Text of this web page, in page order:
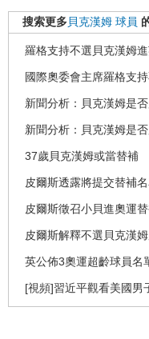
搜索更多 貝克漢姆 球員
羅格支持不選貝克漢姆
國際奧委會主席羅格支
新聞分析：貝克漢姆是
新聞分析：貝克漢姆是
37歲貝克漢姆或當替補
皮爾斯透露將提交替補
皮爾斯徵召小貝進奧運
皮爾斯解釋不選貝克漢
英公佈3奧運超齡球員名
[視頻]習近平觀看美國男